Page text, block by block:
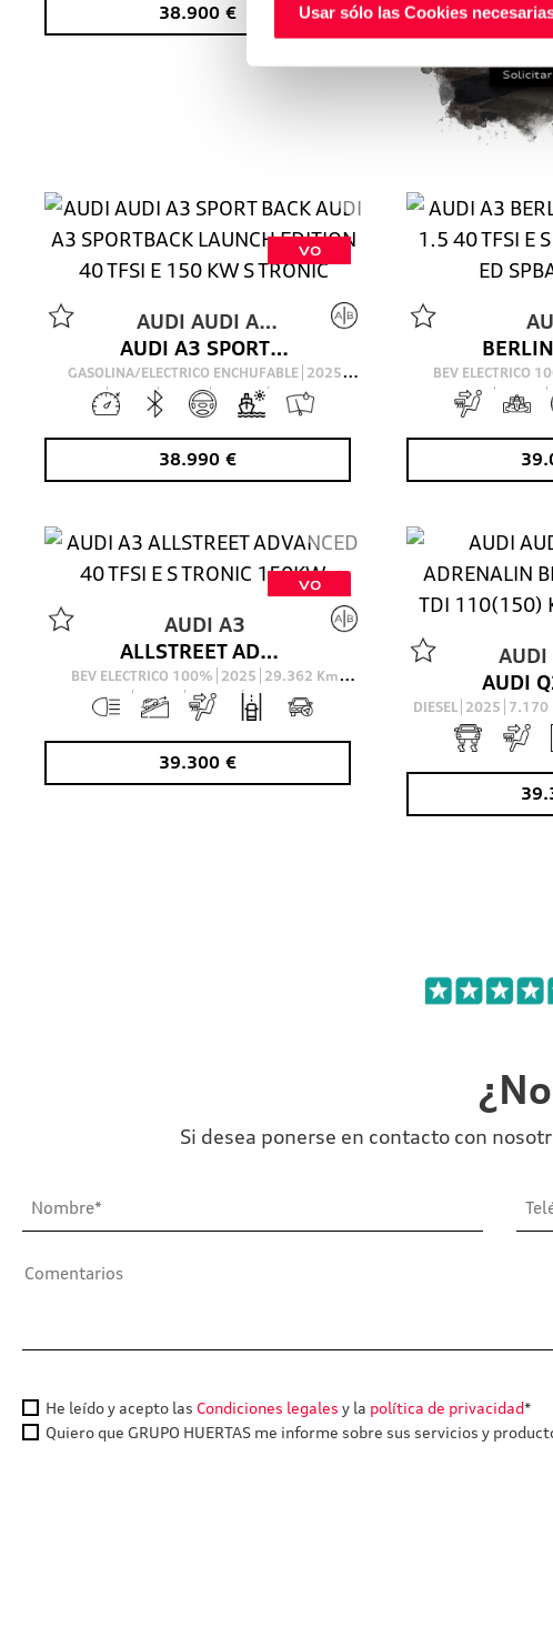
Usar sólo las Cookies
38.900 €
VO
AUDIAUDI A3
SPORT BACK AUDI A3 SPORTBACK LAUNCH EDITION 40 TFSI E 150 KW S TRONIC
GASOLINA/ELECTRICO ENCHUFABLE 2025
10
Km 204 Cv AUTOMÁTICO
38.990 €
BEV ELECTRICO
204Cv
VO
AUDI A3
ALLSTREET ADVANCED 40 TFSI E S TRONIC 150KW
BEV ELECTRICO 100% 2025 29.362 Km
204Cv AUTOMÁTICO
39.300 €
AUDI
DIESEL 2025 7.170
Si desea ponerse en contacto con
He leído y acepto las Condiciones legales y la política de privacidad*
Quiero que GRUPO HUERTAS me informe sobre sus servicios y